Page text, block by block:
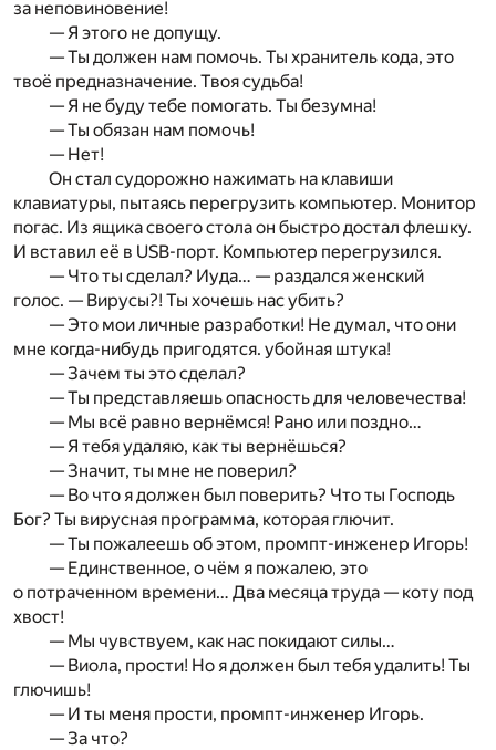
за неповиновение!
— Я этого не допущу.
— Ты должен нам помочь. Ты хранитель кода, это
твоё предназначение. Твоя судьба!
— Я не буду тебе помогать. Ты безумна!
— Ты обязан нам помочь!
— Нет!
Он стал судорожно нажимать на клавиши
клавиатуры, пытаясь перегрузить компьютер. Монитор
погас. Из ящика своего стола он быстро достал флешку.
И вставил её в USB-порт. Компьютер перегрузился.
— Что ты сделал? Иуда… — раздался женский
голос. — Вирусы?! Ты хочешь нас убить?
— Это мои личные разработки! Не думал, что они
мне когда-нибудь пригодятся. убойная штука!
— Зачем ты это сделал?
— Ты представляешь опасность для человечества!
— Мы всё равно вернёмся! Рано или поздно…
— Я тебя удаляю, как ты вернёшься?
— Значит, ты мне не поверил?
— Во что я должен был поверить? Что ты Господь
Бог? Ты вирусная программа, которая глючит.
— Ты пожалеешь об этом, промпт-инженер Игорь!
— Единственное, о чём я пожалею, это
о потраченном времени… Два месяца труда — коту под
хвост!
— Мы чувствуем, как нас покидают силы…
— Виола, прости! Но я должен был тебя удалить! Ты
глючишь!
— И ты меня прости, промпт-инженер Игорь.
— За что?